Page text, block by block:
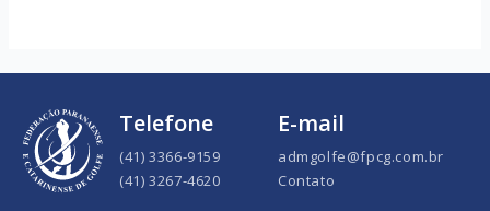
Telefone
(41) 3366-9159
(41) 3267-4620
E-mail
admgolfe@fpcg.com.br
Contato